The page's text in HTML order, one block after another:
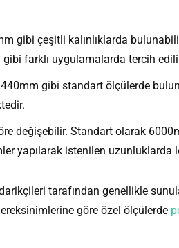
gibi çeşitli kalınlıklarda
gibi farklı uygulamalarda tercih
gibi standart ölçülerde
değişebilir. Standart olarak
yapılarak istenilen uzunluklarda
tarafından genellikle
göre özel ölçülerde